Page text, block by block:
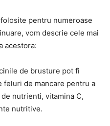
pentru numeroase
vom descrie cele mai
acestora:
de brusture pot fi
feluri de mancare pentru a
nutrienti, vitamina C,
nutritive.